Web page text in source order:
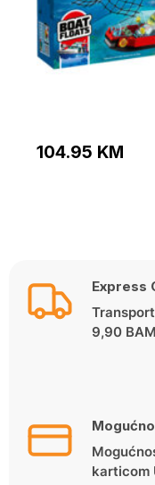
104.95 KM
Express
9,90
karticom